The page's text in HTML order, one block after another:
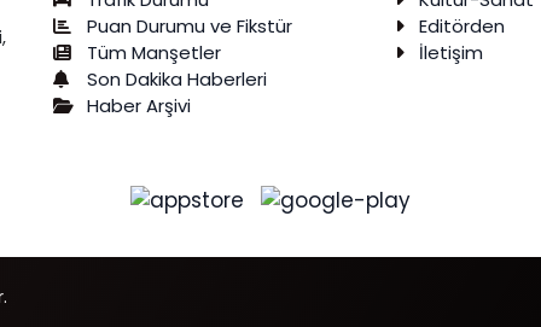
Puan Durumu ve Fikstür
Tüm Manşetler
Son Dakika Haberleri
Haber Arşivi
Editörden
İletişim